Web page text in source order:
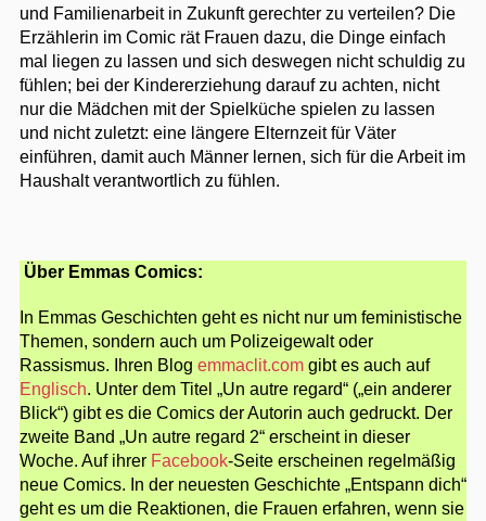
und Familienarbeit in Zukunft gerechter zu verteilen? Die
Erzählerin im Comic rät Frauen dazu, die Dinge einfach
mal liegen zu lassen und sich deswegen nicht schuldig zu
fühlen; bei der Kindererziehung darauf zu achten, nicht
nur die Mädchen mit der Spielküche spielen zu lassen
und nicht zuletzt: eine längere Elternzeit für Väter
einführen, damit auch Männer lernen, sich für die Arbeit im
Haushalt verantwortlich zu fühlen.
Über Emmas Comics:
In Emmas Geschichten geht es nicht nur um feministische
Themen, sondern auch um Polizeigewalt oder
Rassismus. Ihren Blog emmaclit.com gibt es auch auf
Englisch. Unter dem Titel „Un autre regard“ („ein anderer
Blick“) gibt es die Comics der Autorin auch gedruckt. Der
zweite Band „Un autre regard 2“ erscheint in dieser
Woche. Auf ihrer Facebook-Seite erscheinen regelmäßig
neue Comics. In der neuesten Geschichte „Entspann dich“
geht es um die Reaktionen, die Frauen erfahren, wenn sie